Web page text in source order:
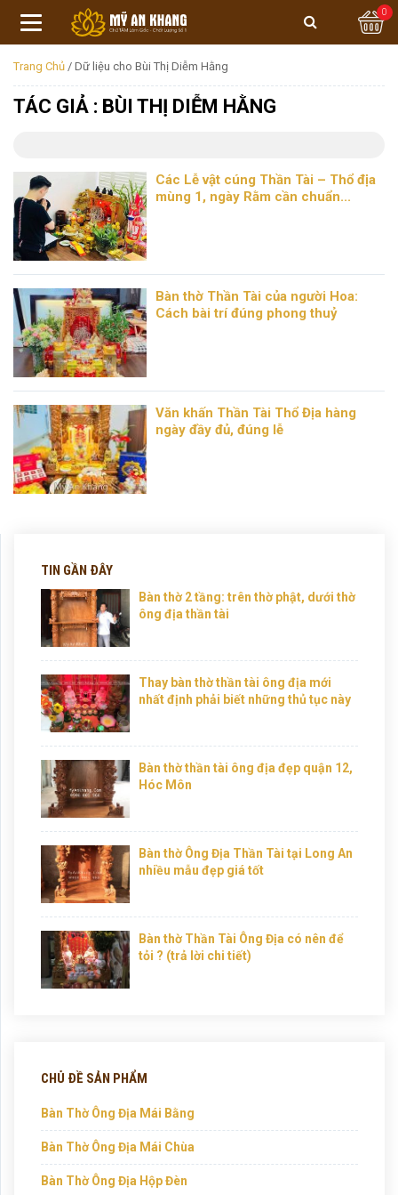
0
Trang Chủ / Dữ liệu cho Bùi Thị Diễm Hằng
TÁC GIẢ : BÙI THỊ DIỄM HẰNG
Các Lễ vật cúng Thần Tài – Thổ địa
mùng 1, ngày Rằm cần chuẩn...
Bàn thờ Thần Tài của người Hoa:
Cách bài trí đúng phong thuỷ
Văn khấn Thần Tài Thổ Địa hàng
ngày đầy đủ, đúng lễ
TIN GẦN ĐÂY
Bàn thờ 2 tầng: trên thờ phật, dưới thờ
ông địa thần tài
Thay bàn thờ thần tài ông địa mới
nhất định phải biết những thủ tục này
Bàn thờ thần tài ông địa đẹp quận 12,
Hóc Môn
Bàn thờ Ông Địa Thần Tài tại Long An
nhiều mẫu đẹp giá tốt
Bàn thờ Thần Tài Ông Địa có nên để
tỏi ? (trả lời chi tiết)
CHỦ ĐỀ SẢN PHẨM
Bàn Thờ Ông Địa Mái Bằng
Bàn Thờ Ông Địa Mái Chùa
Bàn Thờ Ông Địa Hộp Đèn